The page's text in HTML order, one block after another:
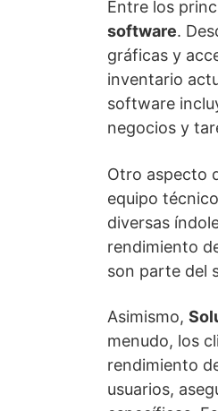
Entre los
software.
gráficas y
inventario
software
negocios y
Otro aspecto
equipo
diversas
rendimiento
son parte del
Asimismo,
menudo, los
rendimiento
usuarios,